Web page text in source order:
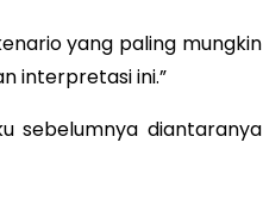
yang paling mungkin
interpretasi ini.”
sebelumnya diantaranya